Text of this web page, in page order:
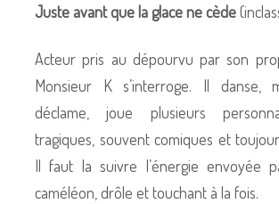
Juste avant que la glace ne cède
Acteur pris au dépourvu par son
Monsieur K s’interroge. Il danse,
déclame, joue plusieurs
tragiques, souvent comiques et
Il faut la suivre l’énergie envoyée
caméléon, drôle et touchant à la fois.